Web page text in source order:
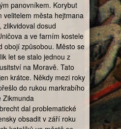
panovníkem. Korybut
velitelem města hejtmana
zlikvidoval dosud
a ve farním kostele
obojí způsobou. Město se
let se stalo jednou z
na Moravě. Tato
krátce. Někdy mezi roky
do rukou markrabího
Zikmunda
dal problematické
obsadit v září roku